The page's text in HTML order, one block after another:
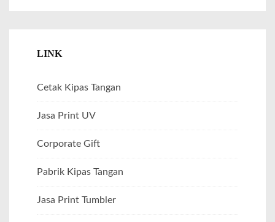
LINK
Cetak Kipas Tangan
Jasa Print UV
Corporate Gift
Pabrik Kipas Tangan
Jasa Print Tumbler